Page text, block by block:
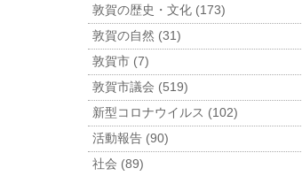
敦賀の歴史・文化 (173)
敦賀の自然 (31)
敦賀市 (7)
敦賀市議会 (519)
新型コロナウイルス (102)
活動報告 (90)
社会 (89)